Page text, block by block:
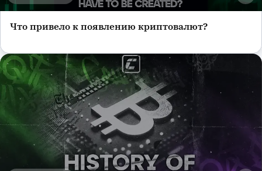
Что привело к появлению криптовалют?